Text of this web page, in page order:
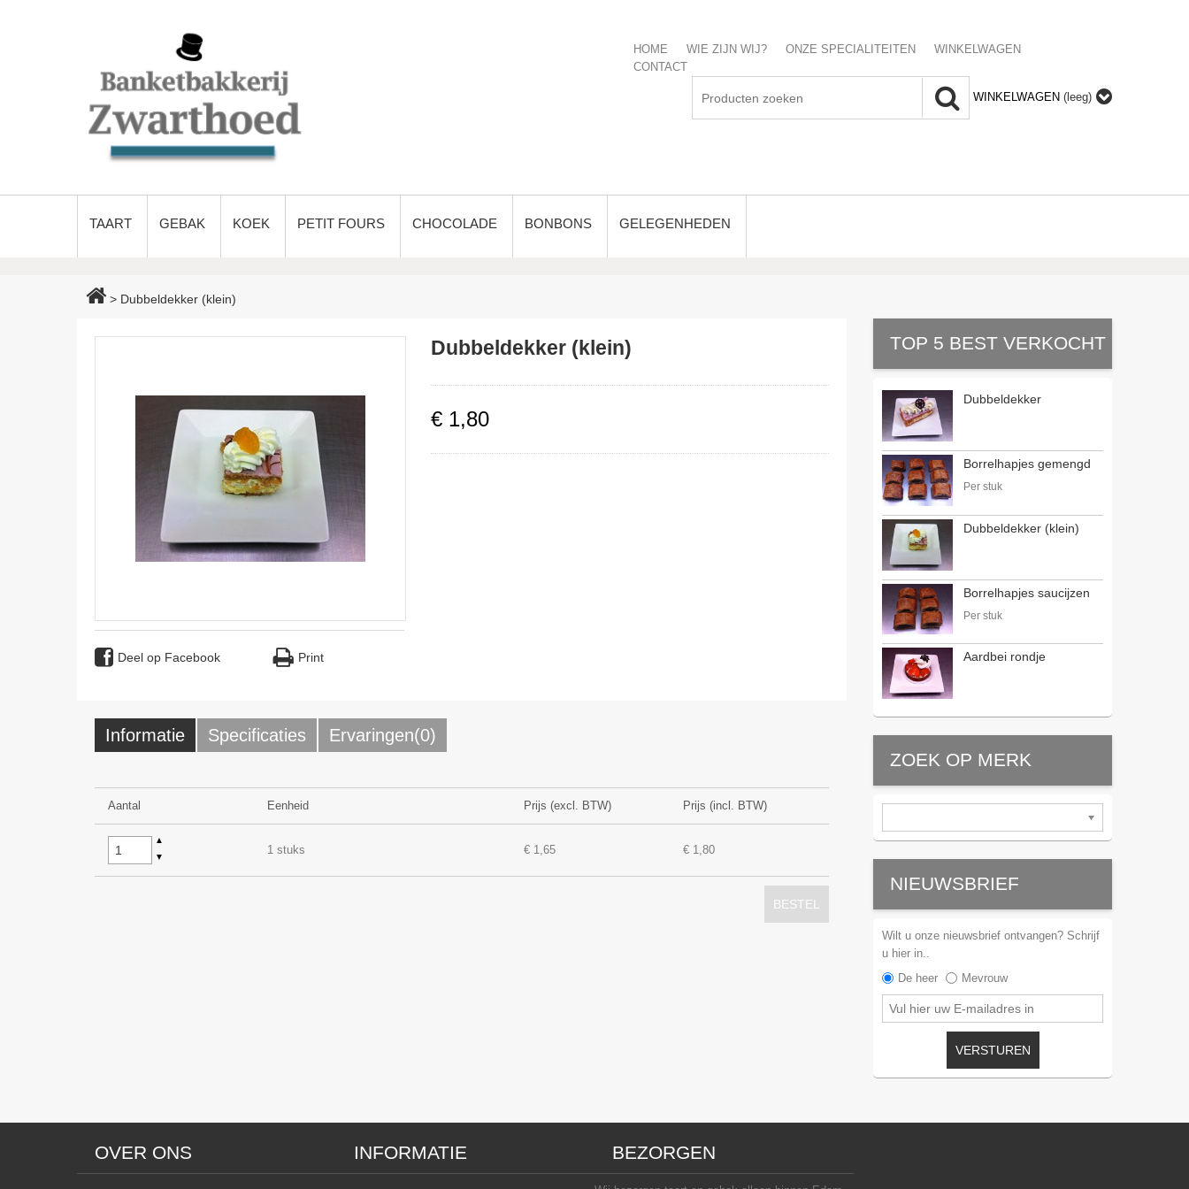
HOME WIE ZIJN WIJ? ONZE SPECIALITEITEN
WINKELWAGEN
CONTACT
WINKELWAGEN (leeg)
TAART GEBAK KOEK PETIT FOURS CHOCOLADE BONBONS GELEGENHEDEN
> Dubbeldekker (klein)
Deel op Facebook Print
Dubbeldekker (klein)
€ 1,80
Informatie Specificaties Ervaringen(0)
Aantal Eenheid Prijs (excl. BTW) Prijs (incl. BTW)
▲
▼
1 stuks € 1,65 € 1,80
BESTEL
TOP 5 BEST VERKOCHT
Dubbeldekker
Borrelhapjes gemengd
Per stuk
Dubbeldekker (klein)
Borrelhapjes saucijzen
Per stuk
Aardbei rondje
ZOEK OP MERK
NIEUWSBRIEF
Wilt u onze nieuwsbrief ontvangen? Schrijf
u hier in..
De heer
Mevrouw
VERSTUREN
OVER ONS INFORMATIE BEZORGEN